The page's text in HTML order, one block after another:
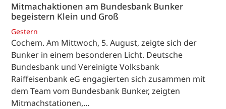
Mitmachaktionen am Bundesbank Bunker
begeistern Klein und Groß
Gestern
Cochem. Am Mittwoch, 5. August, zeigte sich der
Bunker in einem besonderen Licht. Deutsche
Bundesbank und Vereinigte Volksbank
Raiffeisenbank eG engagierten sich zusammen mit
dem Team vom Bundesbank Bunker, zeigten
Mitmachstationen,…